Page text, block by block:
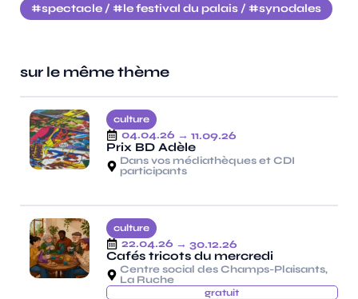
spectacle / le festival du palais / synodales
sur le même thème
culture
04.04.26 → 11.09.26
Prix BD Adèle
Dans vos médiathèques et CDI
participants
culture
22.04.26 → 30.12.26
Cafés tricots du mercredi
Centre social des Champs-Plaisants,
La Ruche
gratuit